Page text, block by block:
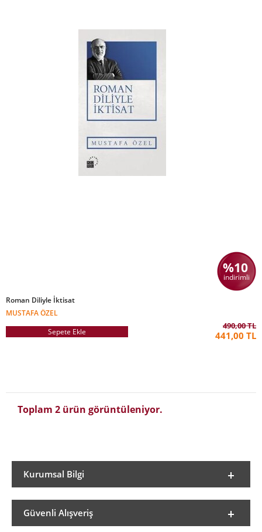
%10
indirimli
Roman Diliyle İktisat
MUSTAFA ÖZEL
Sepete Ekle
490,00 TL
441,00 TL
Toplam 2 ürün görüntüleniyor.
Kurumsal Bilgi
Güvenli Alışveriş